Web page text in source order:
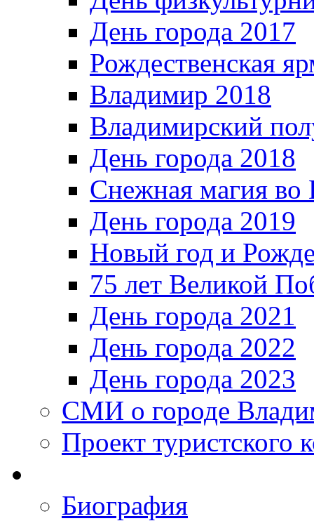
День города 2017
Рождественская
Владимир 2018
Владимирский
День города 2018
Снежная магия во
День города 2019
Новый год и
75 лет Великой
День города 2021
День города 2022
День города 2023
СМИ о городе
Проект туристского
Биография